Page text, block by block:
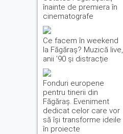
înainte de premiera în
cinematografe
Ce facem în weekend
la Făgăraș? Muzică live,
anii ’90 și distracție
Fonduri europene
pentru tinerii din
Făgăraș. Eveniment
dedicat celor care vor
să își transforme ideile
în proiecte